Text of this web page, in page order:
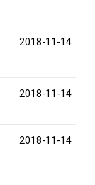
2018-11-14
2018-11-14
2018-11-14